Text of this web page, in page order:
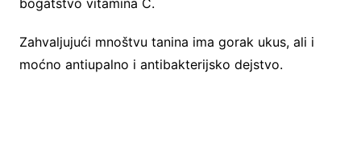
Zahvaljujući mnoštvu tanina ima gorak ukus, ali i
moćno antiupalno i antibakterijsko dejstvo.